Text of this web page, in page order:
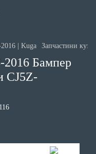
| Kuga Запчастини
2016 Бампер
CJ5Z-